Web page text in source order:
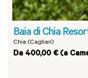
Baia di Chia
Chia (Cagliari)
Da 400,00 € (a